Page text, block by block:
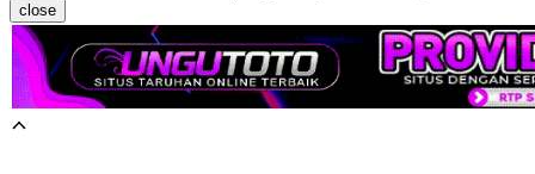
close